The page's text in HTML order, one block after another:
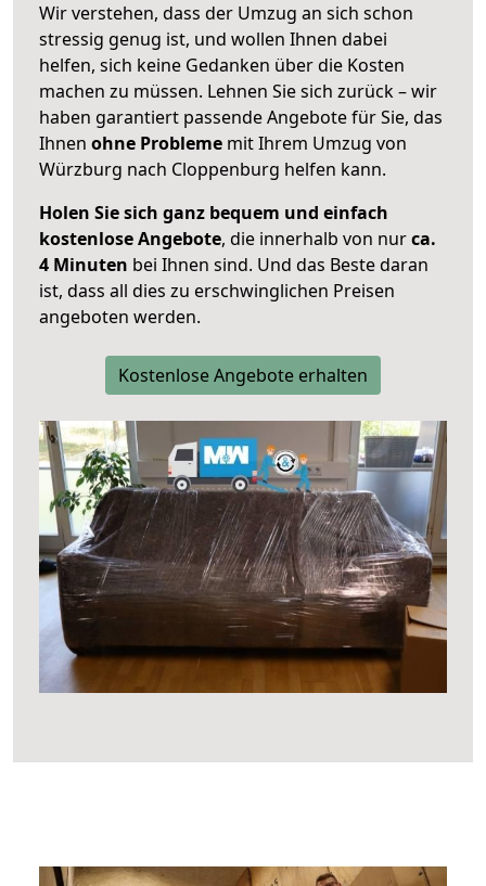
Wir verstehen, dass der Umzug an sich schon
stressig genug ist, und wollen Ihnen dabei
helfen, sich keine Gedanken über die Kosten
machen zu müssen. Lehnen Sie sich zurück – wir
haben garantiert passende Angebote für Sie, das
Ihnen ohne Probleme mit Ihrem Umzug von
Würzburg nach Cloppenburg helfen kann.
Holen Sie sich ganz bequem und einfach
kostenlose Angebote, die innerhalb von nurca.
4 Minuten bei Ihnen sind. Und das Beste daran
ist, dass all dies zu erschwinglichen Preisen
angeboten werden.
Kostenlose Angebote erhalten